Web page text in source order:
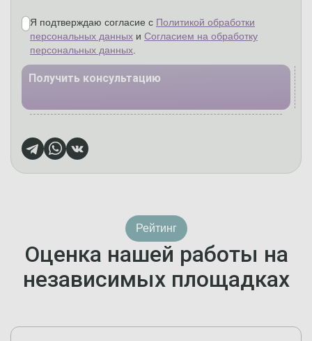
Я подтверждаю согласие с Политикой обработки
персональных данных и Согласием на обработку
персональных данных.
Получить консультацию
Рейтинг
Оценка нашей работы на
независимых площадках